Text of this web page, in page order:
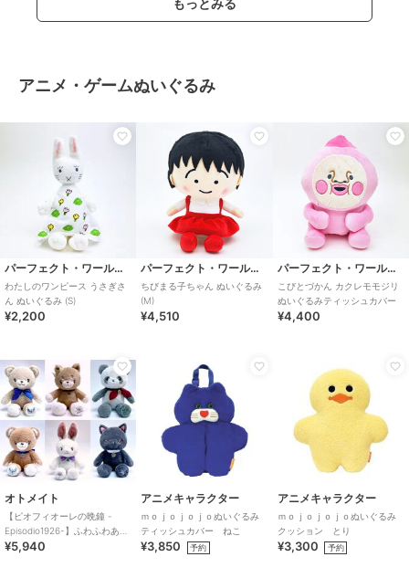
アニメ・ゲームぬいぐるみ
パーフェクト・ワールド・トーキョー
わたしのワンピース うさぎさ
ん ぬいぐるみ (S)
¥2,200
パーフェクト・ワールド・トーキョー
ちびまる子ちゃん ぬいぐるみ
(M)
¥4,510
パーフェクト・ワールド・トーキョー
こびとづかん カクレモモジリ
ぬいぐるみティッシュカバー
¥4,400
オトメイト
【ピオフィオーレの晩鐘 -
Episodio1926-】ふわふわあに
まるぬいぐるみ(全6種)
¥5,940
アニメキャラクター
ｍｏｊｏｊｏｊｏぬいぐるみ
ティッシュカバー ねこ
¥3,850 予約
アニメキャラクター
ｍｏｊｏｊｏｊｏぬいぐるみ
クッション とり
¥3,300 予約